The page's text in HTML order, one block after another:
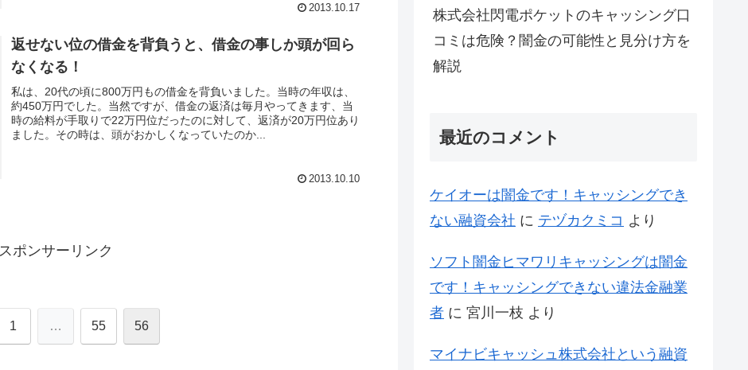
2013.10.17
返せない位の借金を背負うと、借金の事しか頭が回ら
なくなる！
私は、20代の頃に800万円もの借金を背負いました。当時の年収は、
約450万円でした。当然ですが、借金の返済は毎月やってきます、当
時の給料が手取りで22万円位だったのに対して、返済が20万円位あり
ました。その時は、頭がおかしくなっていたのか...
2013.10.10
スポンサーリンク
1 … 55 56
株式会社閃電ポケットのキャッシング口
コミは危険？闇金の可能性と見分け方を
解説
最近のコメント
ケイオーは闇金です！キャッシングでき
ない融資会社 に テヅカクミコ より
ソフト闇金ヒマワリキャッシングは闇金
です！キャッシングできない違法金融業
者 に 宮川一枝 より
マイナビキャッシュ株式会社という融資